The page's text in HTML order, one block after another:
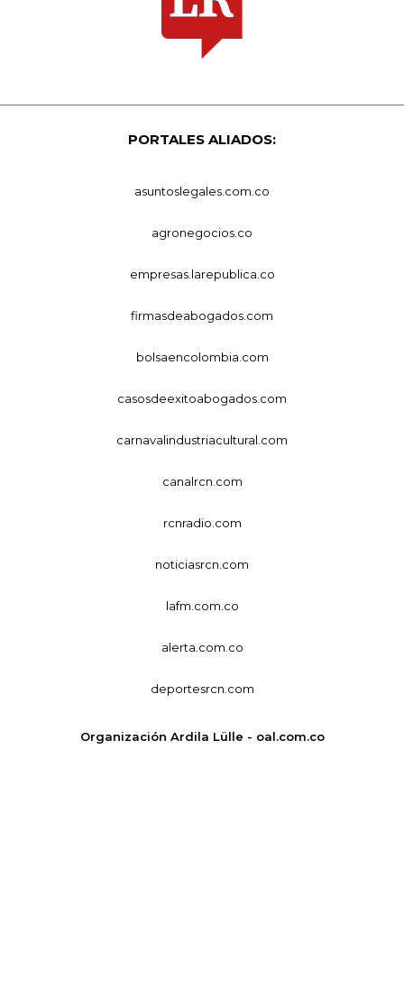
PORTALES ALIADOS:
asuntoslegales.com.co
agronegocios.co
empresas.larepublica.co
firmasdeabogados.com
bolsaencolombia.com
casosdeexitoabogados.com
carnavalindustriacultural.com
canalrcn.com
rcnradio.com
noticiasrcn.com
lafm.com.co
alerta.com.co
deportesrcn.com
Organización Ardila Lülle - oal.com.co